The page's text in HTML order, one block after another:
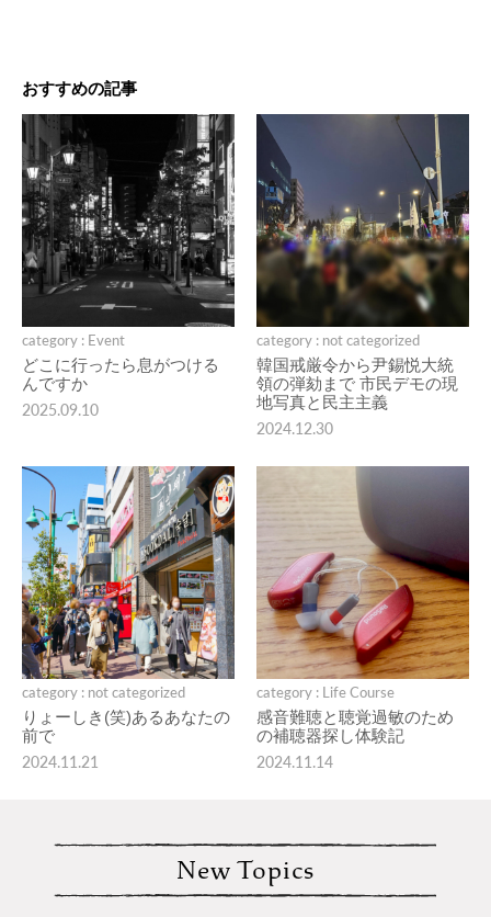
おすすめの記事
category : Event
どこに行ったら息がつける
んですか
2025.09.10
category : not categorized
韓国戒厳令から尹錫悦大統
領の弾劾まで 市民デモの現
地写真と民主主義
2024.12.30
category : not categorized
りょーしき(笑)あるあなたの
前で
2024.11.21
category : Life Course
感音難聴と聴覚過敏のため
の補聴器探し体験記
2024.11.14
New Topics